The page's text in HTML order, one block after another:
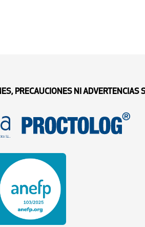
PRECAUCIONES NI ADVERTENCIAS